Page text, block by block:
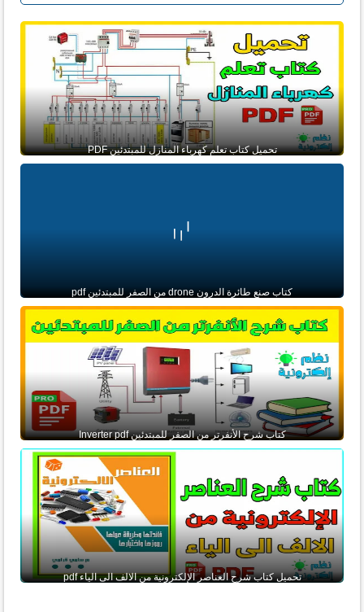
تحميل كتاب تعلم كهرباء المنازل للمبتدئين PDF
كتاب صنع طائرة الدرون drone من الصفر للمبتدئين pdf
كتاب شرح الأنفرتر من الصفر للمبتدئين Inverter pdf
تحميل كتاب شرح العناصر الإلكترونية من الالف الى الياء pdf